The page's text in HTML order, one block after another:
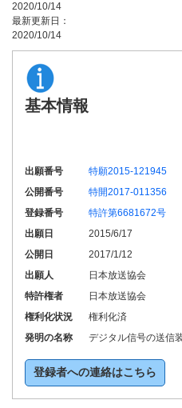
2020/10/14
最新更新日：
2020/10/14
基本情報
出願番号
特願2015-121945
公開番号
特開2017-011356
登録番号
特許第6681672号
出願日
2015/6/17
公開日
2017/1/12
出願人
日本放送協会
特許権者
日本放送協会
権利化状況
権利化済
発明の名称
デジタル信号の送信
登録者への連絡はこちら